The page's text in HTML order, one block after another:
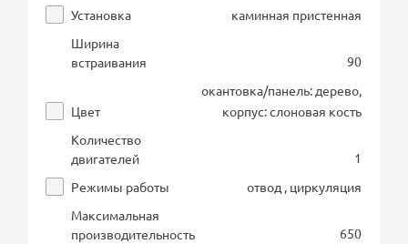
Установка
каминная пристенная
Ширина
встраивания
90
Цвет
окантовка/панель: дерево,
корпус: слоновая кость
Количество
двигателей
1
Режимы работы
отвод , циркуляция
Максимальная
производительность
650